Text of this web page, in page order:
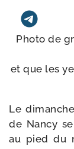
Photo de
et que les
Le
de Nancy
au pied du